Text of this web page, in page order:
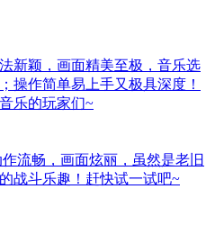
新颖，画面精美至极，音乐选
操作简单易上手又极具深度！
乐的玩家们~
流畅，画面炫丽，虽然是老旧
战斗乐趣！赶快试一试吧~